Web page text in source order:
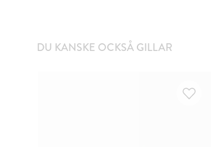
DU KANSKE OCKSÅ GILLAR